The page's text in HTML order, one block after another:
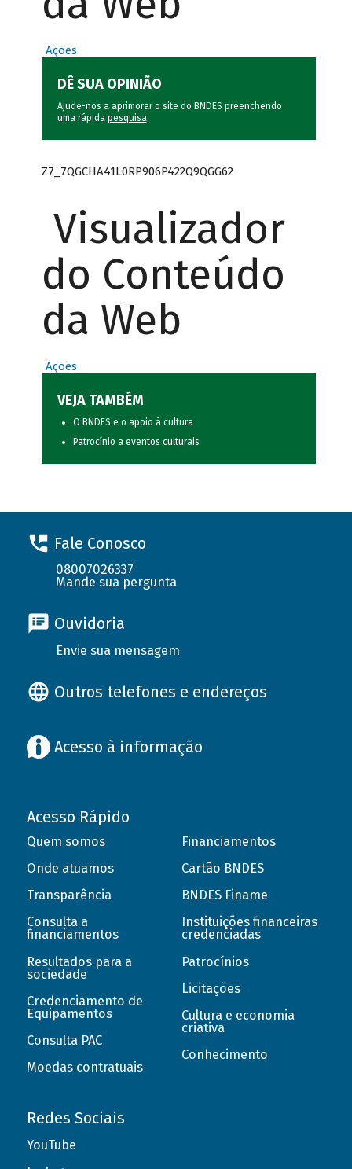
Ações
DÊ SUA OPINIÃO
Ajude-nos a aprimorar o site do BNDES preenchendo
uma rápida pesquisa.
Z7_7QGCHA41L0RP906P422Q9QGG62
Visualizador
do Conteúdo
da Web
Ações
VEJA TAMBÉM
O BNDES e o apoio à cultura
Patrocínio a eventos culturais
Fale Conosco
08007026337
Mande sua pergunta
Ouvidoria
Envie sua mensagem
Outros telefones e endereços
Acesso à informação
Acesso Rápido
Quem somos
Onde atuamos
Transparência
Consulta a
financiamentos
Resultados para a
sociedade
Credenciamento de
Equipamentos
Consulta PAC
Moedas contratuais
Financiamentos
Cartão BNDES
BNDES Finame
Instituições financeiras
credenciadas
Patrocínios
Licitações
Cultura e economia
criativa
Conhecimento
Redes Sociais
YouTube